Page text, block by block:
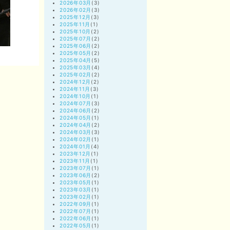
2026年03月 (3)
2026年02月 (3)
2025年12月 (3)
2025年11月 (1)
2025年10月 (2)
2025年07月 (2)
2025年06月 (2)
2025年05月 (2)
2025年04月 (5)
2025年03月 (4)
2025年02月 (2)
2024年12月 (2)
2024年11月 (3)
2024年10月 (1)
2024年07月 (3)
2024年06月 (2)
2024年05月 (1)
2024年04月 (2)
2024年03月 (3)
2024年02月 (1)
2024年01月 (4)
2023年12月 (1)
2023年11月 (1)
2023年07月 (1)
2023年06月 (2)
2023年05月 (1)
2023年03月 (1)
2023年02月 (1)
2022年09月 (1)
2022年07月 (1)
2022年06月 (1)
2022年05月 (1)